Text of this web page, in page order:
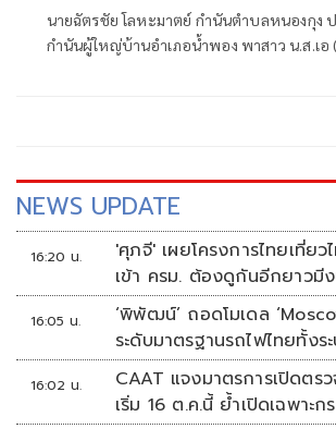
นายฉัตรชัย โลหะมาตย์ กำนันตำบลหนองกุง
กำนันผู้ใหญ่บ้านอำเภอน้ำพอง พาสาว น.ส.เอ
NEWS UPDATE
16:20 น.
'ศุภจี' เผยโครงการไทยเที่ย
เข้า ครม. ต้องดูกันอีกยาวมีง
16:05 น.
‘พิพัฒน์’ ถอดโมเดล
ระดับมาตรฐานรถไฟไทยทั้งร
16:02 น.
CAAT แจงมาตรการเปิดตรว
เริ่ม 16 ต.ค.นี้ ย้ำเปิดเฉพาะ